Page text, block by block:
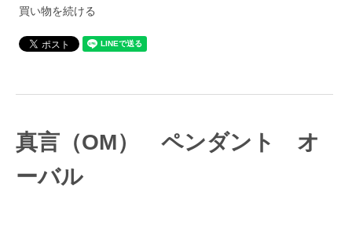
買い物を続ける
真言（OM） ペンダント オ
ーバル